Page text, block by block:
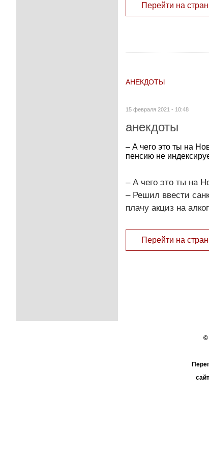
Перейти на
АНЕКДОТЫ
15 февраля 2021 - 10:48
анекдоты
– А чего это ты на
пенсию не
– А чего это ты на
– Решил ввести
плачу акциз на
Перейти на
©